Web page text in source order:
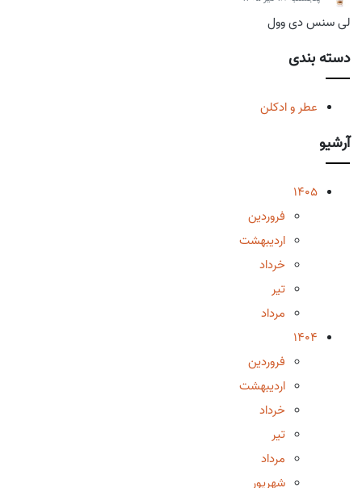
لی سنس دی وول
دسته بندی
عطر و ادکلن
آرشیو
1405
فروردین
اردیبهشت
خرداد
تیر
مرداد
1404
فروردین
اردیبهشت
خرداد
تیر
مرداد
شهریور